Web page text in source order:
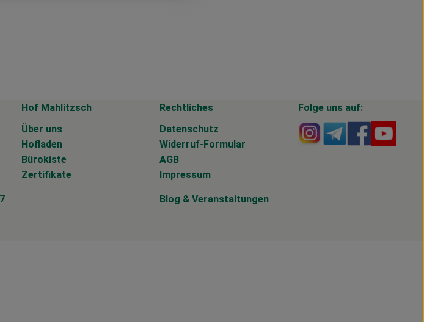
Hof Mahlitzsch
Über uns
Hofladen
Bürokiste
Zertifikate
Rechtliches
Datenschutz
Widerruf-Formular
AGB
Impressum
Folge uns auf:
Externer Link zu
Externer Link
Externer
Blog & Veranstaltungen